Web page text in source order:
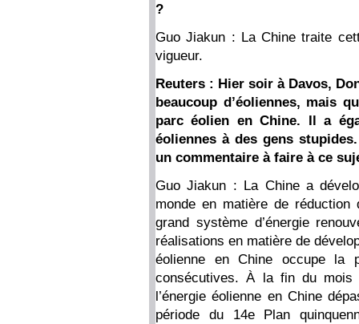
?
Guo Jiakun : La Chine traite
vigueur.
Reuters : Hier soir à Davos,
beaucoup d’éoliennes, mais
parc éolien en Chine. Il a
éoliennes à des gens
un commentaire à faire à ce
Guo Jiakun : La Chine a
monde en matière de
grand système d’énergie
réalisations en matière de
éolienne en Chine occupe la
consécutives. À la fin du mois
l’énergie éolienne en Chine
période du 14e Plan